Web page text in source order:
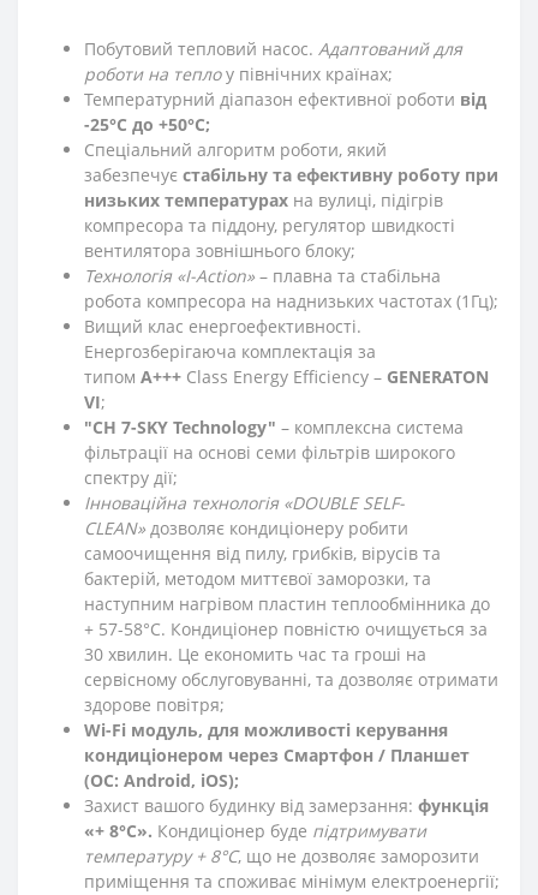
Побутовий тепловий насос. Адаптований для
роботи на теплоу північних країнах;
Температурний діапазон ефективної роботи від
-25°С до +50°С;
Спеціальний алгоритм роботи, який
забезпечує стабільну та ефективну роботу при
низьких температурах на вулиці, підігрів
компресора та піддону, регулятор швидкості
вентилятора зовнішнього блоку;
Технологія «I-Action» – плавна та стабільна
робота компресора на наднизьких частотах (1Гц);
Вищий клас енергоефективності.
Енергозберігаюча комплектація за
типом А+++ Class Energy Efficiency – GENERATON
VI;
"CH 7-SKY Technology" – комплексна система
фільтрації на основі семи фільтрів широкого
спектру дії;
Інноваційна технологія «DOUBLE SELF-
CLEAN» дозволяє кондиціонеру робити
самоочищення від пилу, грибків, вірусів та
бактерій, методом миттєвої заморозки, та
наступним нагрівом пластин теплообмінника до
+ 57-58°C. Кондиціонер повністю очищується за
30 хвилин. Це економить час та гроші на
сервісному обслуговуванні, та дозволяє отримати
здорове повітря;
Wi-Fi модуль, для можливості керування
кондиціонером через Смартфон / Планшет
(ОС: Android, iOS);
Захист вашого будинку від замерзання: функція
«+ 8°С». Кондиціонер буде підтримувати
температуру + 8°С, що не дозволяє заморозити
приміщення та споживає мінімум електроенергії;